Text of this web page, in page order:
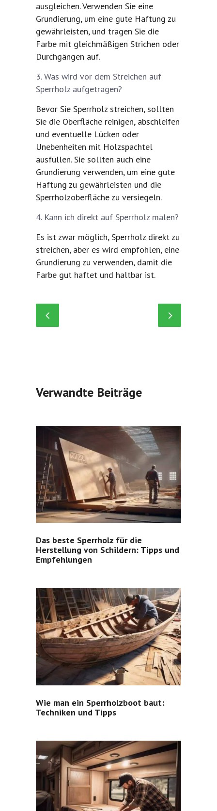
ausgleichen. Verwenden Sie eine
Grundierung, um eine gute Haftung zu
gewährleisten, und tragen Sie die
Farbe mit gleichmäßigen Strichen oder
Durchgängen auf.
Was wird vor dem Streichen auf
Sperrholz aufgetragen?
Bevor Sie Sperrholz streichen, sollten
Sie die Oberfläche reinigen, abschleifen
und eventuelle Lücken oder
Unebenheiten mit Holzspachtel
ausfüllen. Sie sollten auch eine
Grundierung verwenden, um eine gute
Haftung zu gewährleisten und die
Sperrholzoberfläche zu versiegeln.
Kann ich direkt auf Sperrholz malen?
Es ist zwar möglich, Sperrholz direkt zu
streichen, aber es wird empfohlen, eine
Grundierung zu verwenden, damit die
Farbe gut haftet und haltbar ist.
Verwandte Beiträge
Das beste Sperrholz für die
Herstellung von Schildern: Tipps und
Empfehlungen
Wie man ein Sperrholzboot baut:
Techniken und Tipps